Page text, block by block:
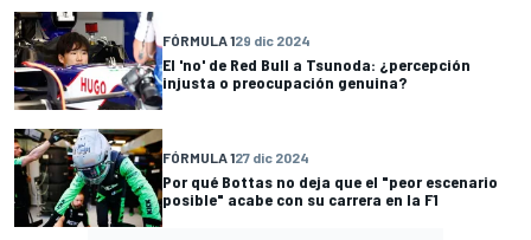
FÓRMULA 129 dic 2024
El 'no' de Red Bull a Tsunoda: ¿percepción
injusta o preocupación genuina?
FÓRMULA 127 dic 2024
Por qué Bottas no deja que el "peor escenario
posible" acabe con su carrera en la F1